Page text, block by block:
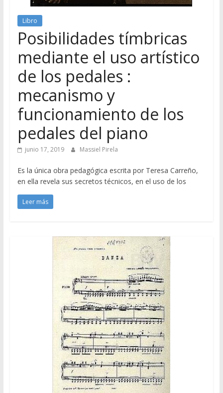
Libro
Posibilidades tímbricas
mediante el uso artístico
de los pedales :
mecanismo y
funcionamiento de los
pedales del piano
junio 17, 2019 Massiel Pirela
Es la única obra pedagógica escrita por Teresa Carreño,
en ella revela sus secretos técnicos, en el uso de los
Leer más